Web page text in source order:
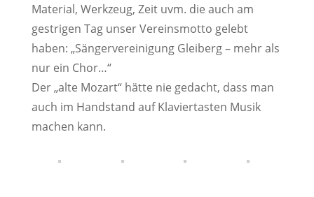
Material, Werkzeug, Zeit uvm. die auch am
gestrigen Tag unser Vereinsmotto gelebt
haben: „Sängervereinigung Gleiberg – mehr als
nur ein Chor…“
Der „alte Mozart“ hätte nie gedacht, dass man
auch im Handstand auf Klaviertasten Musik
machen kann.